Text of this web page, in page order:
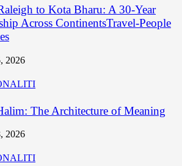
to Kota Bharu: A 30-Year
Across ContinentsTravel-People
2026
The Architecture of Meaning
2026